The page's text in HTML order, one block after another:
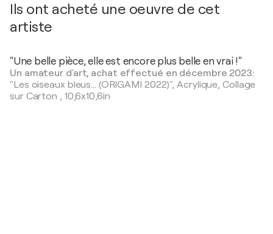
Ils ont acheté une oeuvre de cet
artiste
"Une belle pièce, elle est encore plus belle en vrai !"
Un amateur d'art, achat effectué en décembre 2023:
"Les oiseaux bleus... (ORIGAMI 2022)",Acrylique, Collage
sur Carton , 10,6x10,6in